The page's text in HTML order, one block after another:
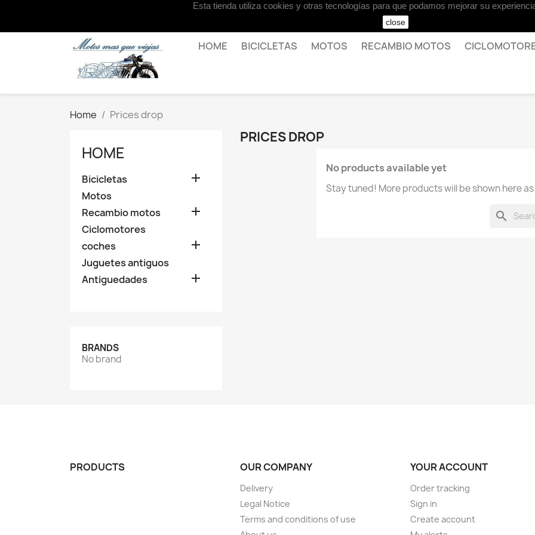
HOME BICICLETAS MOTOS RECAMBIO MOTOS
Home Prices drop
HOME
Bicicletas 
Motos
Recambio motos

Ciclomotores
coches

Juguetes antiguos
Antiguedades

BRANDS
No brand
PRICES DROP
No products available yet
Stay tuned! More products will be shown here
search
PRODUCTS OUR COMPANY
Delivery
Legal Notice
Terms and conditions of use
YOUR ACCOUNT
Order tracking
Sign in
Create account
Esta tienda utiliza cookies y otras tecnologías para que podamos mejorar su
close